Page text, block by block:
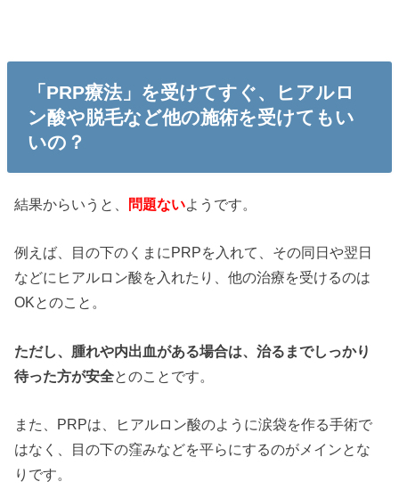
「PRP療法」を受けてすぐ、ヒアルロ
ン酸や脱毛など他の施術を受けてもい
いの？
結果からいうと、 問題ないようです。
例えば、目の下のくまにPRPを入れて、その同日や翌日
などにヒアルロン酸を入れたり、他の治療を受けるのは
OKとのこと。
ただし、腫れや内出血がある場合は、治るまでしっかり
待った方が安全とのことです。
また、PRPは、ヒアルロン酸のように涙袋を作る手術で
はなく、目の下の窪みなどを平らにするのがメインとな
りです。